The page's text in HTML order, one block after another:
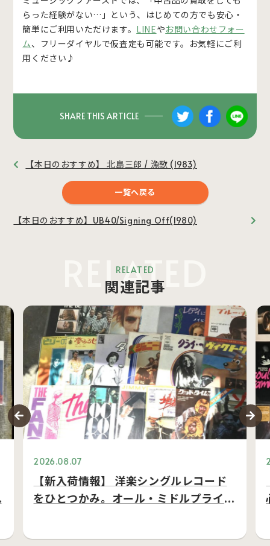
らった経験がない…」という、はじめての方でも安心・
簡単にご利用いただけます。 LINEやお問い合わせフォー
ム、フリーダイヤルで仮査定も可能です。お気軽にご利
用ください♪
SHARE THIS ARTICLE
【本日のおすすめ】 北島三郎 / 漁歌 (1983)
一覧へ戻る
【本日のおすすめ】UB40/Signing Off(1980)
RELATED
RELATED
関連記事
2026.08.07
【新入荷情報】 洋楽シングルレコード
をひとつかみ。オール・ミドルプライ